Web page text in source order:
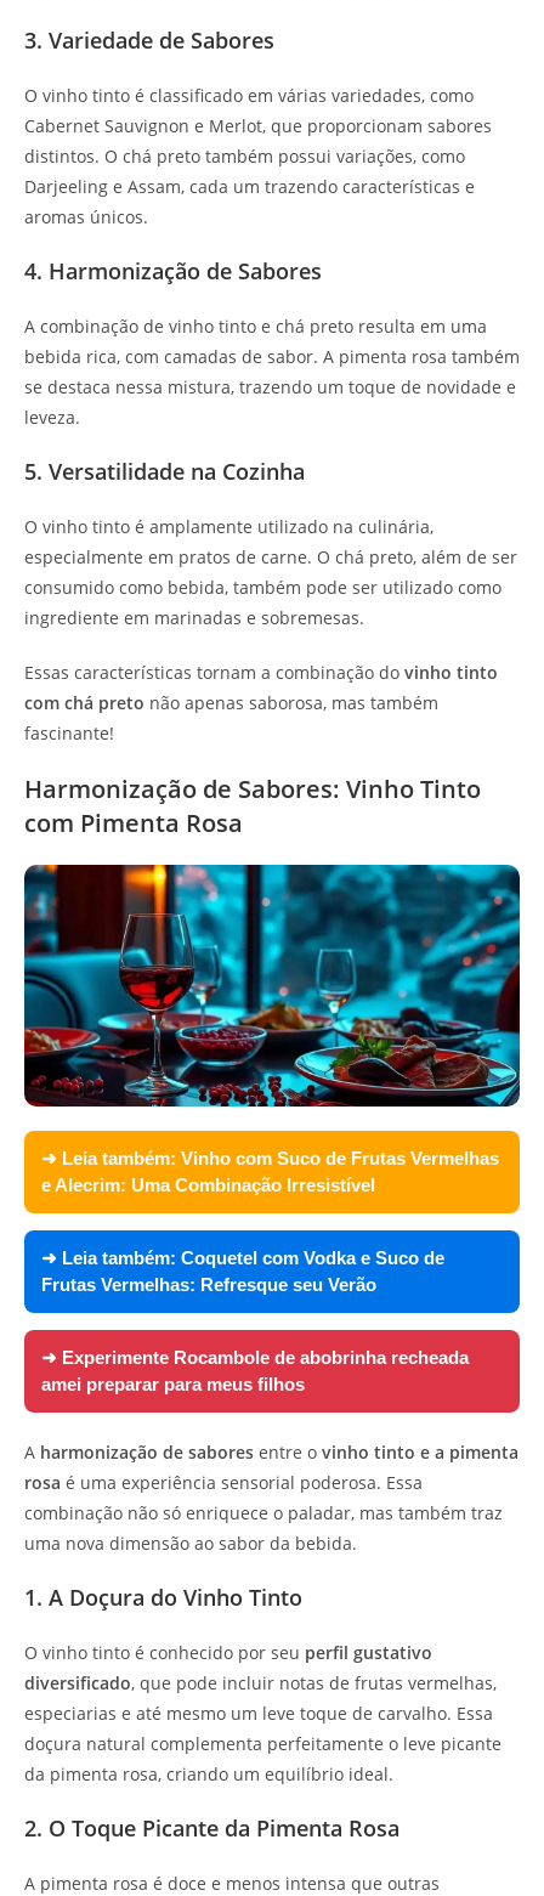
3. Variedade de Sabores
O vinho tinto é classificado em várias variedades, como
Cabernet Sauvignon e Merlot, que proporcionam sabores
distintos. O chá preto também possui variações, como
Darjeeling e Assam, cada um trazendo características e
aromas únicos.
4. Harmonização de Sabores
A combinação de vinho tinto e chá preto resulta em uma
bebida rica, com camadas de sabor. A pimenta rosa também
se destaca nessa mistura, trazendo um toque de novidade e
leveza.
5. Versatilidade na Cozinha
O vinho tinto é amplamente utilizado na culinária,
especialmente em pratos de carne. O chá preto, além de ser
consumido como bebida, também pode ser utilizado como
ingrediente em marinadas e sobremesas.
Essas características tornam a combinação do vinho tinto
com chá preto não apenas saborosa, mas também
fascinante!
Harmonização de Sabores: Vinho Tinto
com Pimenta Rosa
➜ Leia também: Vinho com Suco de Frutas Vermelhas
e Alecrim: Uma Combinação Irresistível
➜ Leia também: Coquetel com Vodka e Suco de
Frutas Vermelhas: Refresque seu Verão
➜ Experimente Rocambole de abobrinha recheada
amei preparar para meus filhos
A harmonização de sabores entre o vinho tinto e a pimenta
rosa é uma experiência sensorial poderosa. Essa
combinação não só enriquece o paladar, mas também traz
uma nova dimensão ao sabor da bebida.
1. A Doçura do Vinho Tinto
O vinho tinto é conhecido por seu perfil gustativo
diversificado, que pode incluir notas de frutas vermelhas,
especiarias e até mesmo um leve toque de carvalho. Essa
doçura natural complementa perfeitamente o leve picante
da pimenta rosa, criando um equilíbrio ideal.
2. O Toque Picante da Pimenta Rosa
A pimenta rosa é doce e menos intensa que outras